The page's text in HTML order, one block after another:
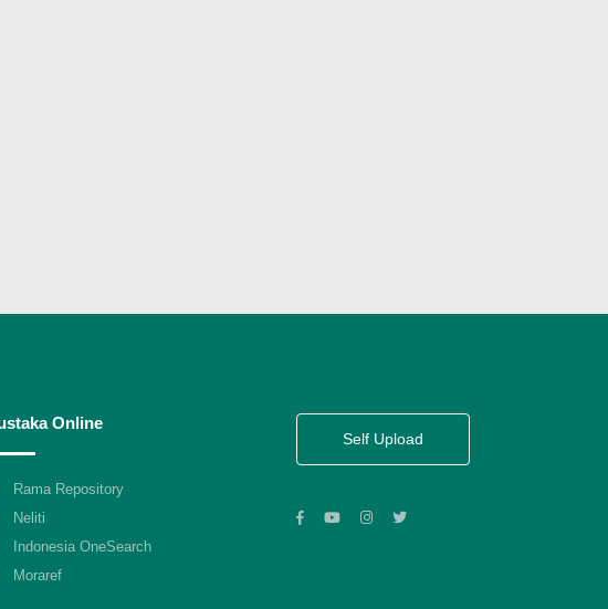
Online
Rama Repository
Neliti
Indonesia OneSearch
Moraref
Self Upload